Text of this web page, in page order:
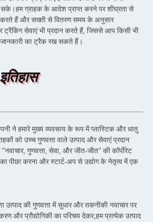
सके।हम ग्राहक के आदेश प्राप्त करने पर शीघ्रता से
करते हैं और सख्ती से वितरण समय के अनुसार
ट्रैकिंग सेवाएं भी प्रदान करते हैं, जिससे आप किसी भी
जानकारी का ट्रैक रख सकते हैं।
इतिहास
ने हमारे मुख्य व्यवसाय के रूप में प्लास्टिक और धातु
को उच्च गुणवत्ता वाले उत्पाद और सेवाएं प्रदान
गुणवत्ता, सेवा, और जीत-जीत" की कॉर्पोरेट
पीछा करना और स्टार्ट-अप से उद्योग के नेतृत्व में एक
उत्पाद की गुणवत्ता में सुधार और तकनीकी नवाचार पर
और प्रौद्योगिकी का परिचय देकर,हम प्रत्येक उत्पाद